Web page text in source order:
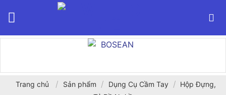
Trang chủ / Sản phẩm / Dụng Cụ Cầm Tay / Hộp Đựng,